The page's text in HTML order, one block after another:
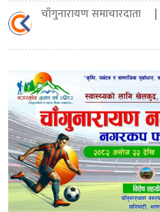
चाँगुनारायण समाचारदाता |